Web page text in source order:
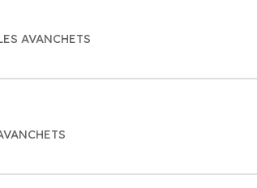
AVANCHETS